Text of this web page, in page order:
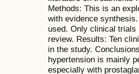
Methods: This is an
with evidence
used. Only clinical
review. Results: Ten
in the study.
hypertension is mainly
especially with